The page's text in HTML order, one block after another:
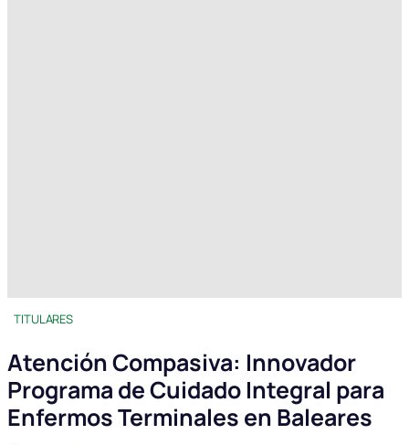
TITULARES
Atención Compasiva: Innovador
Programa de Cuidado Integral para
Enfermos Terminales en Baleares